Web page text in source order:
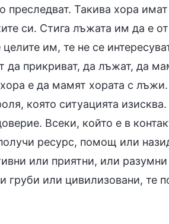
Такива хора
си. Стига лъжата им да е
им, те не се
прикриват, да лъжат, да
е да мамят хората с
която ситуацията
Всеки, който е в
ресурс, помощ или
или приятни, или
груби или цивилизовани, те